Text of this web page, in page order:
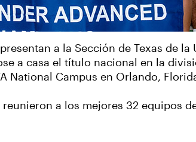
a la Sección de Texas de la
a casa el título nacional en la
National Campus en Orlando,
reunieron a los mejores 32 equipos